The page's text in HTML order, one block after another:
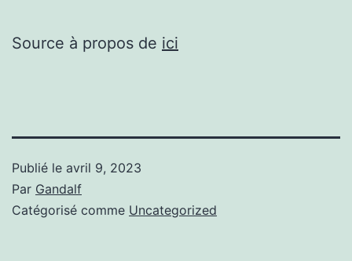
Source à propos de ici
Publié le avril 9, 2023
Par Gandalf
Catégorisé comme Uncategorized